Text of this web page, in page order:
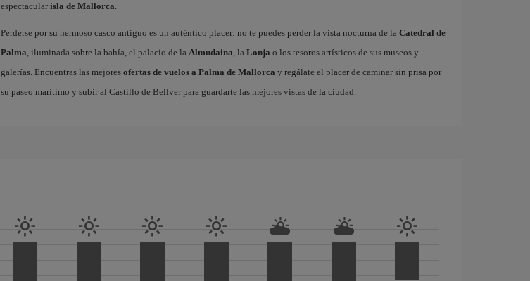
espectacular isla de Mallorca.
Perderse por su hermoso casco antiguo es un auténtico placer: no te puedes perder la vista nocturna de la Catedral de
Palma, iluminada sobre la bahía, el palacio de la Almudaina, la Lonja o los tesoros artísticos de sus museos y
galerías. Encuentras las mejores ofertas de vuelos a Palma de Mallorca y regálate el placer de caminar sin prisa por
su paseo marítimo y subir al Castillo de Bellver para guardarte las mejores vistas de la ciudad.